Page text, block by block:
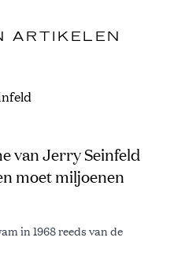
ARTIKELEN
van Jerry Seinfeld
moet miljoenen
in 1968 reeds van de